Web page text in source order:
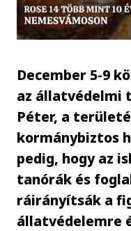
December 5-9
az állatvédelmi
Péter, a
kormánybiztos
pedig, hogy az
tanórák és
ráirányítsák a
állatvédelemre